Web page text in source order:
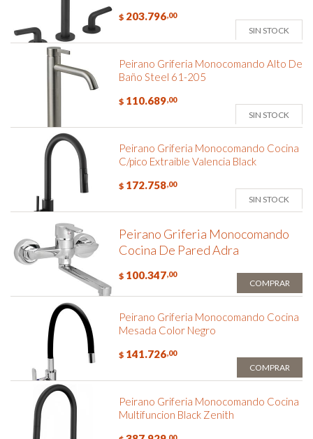
$ 203.796,00
SIN STOCK
Peirano Griferia Monocomando Alto De
Baño Steel 61-205
$ 110.689,00
SIN STOCK
Peirano Griferia Monocomando Cocina
C/pico Extraible Valencia Black
$ 172.758,00
SIN STOCK
Peirano Griferia Monocomando
Cocina De Pared Adra
$ 100.347,00
COMPRAR
Peirano Griferia Monocomando Cocina
Mesada Color Negro
$ 141.726,00
COMPRAR
Peirano Griferia Monocomando Cocina
Multifuncion Black Zenith